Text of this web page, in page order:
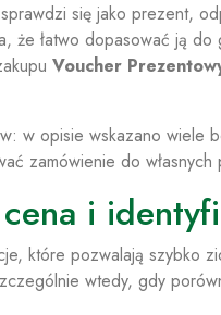
się jako prezent,
że łatwo dopasować ją
Voucher
w opisie wskazano wiele
zamówienie do
i
które pozwalają szybko
wtedy, gdy